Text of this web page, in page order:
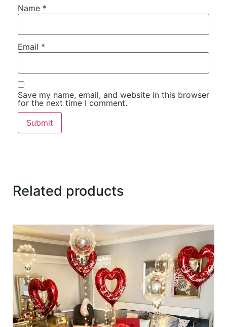
Name *
Email *
Save my name, email, and website in this browser
for the next time I comment.
Related products